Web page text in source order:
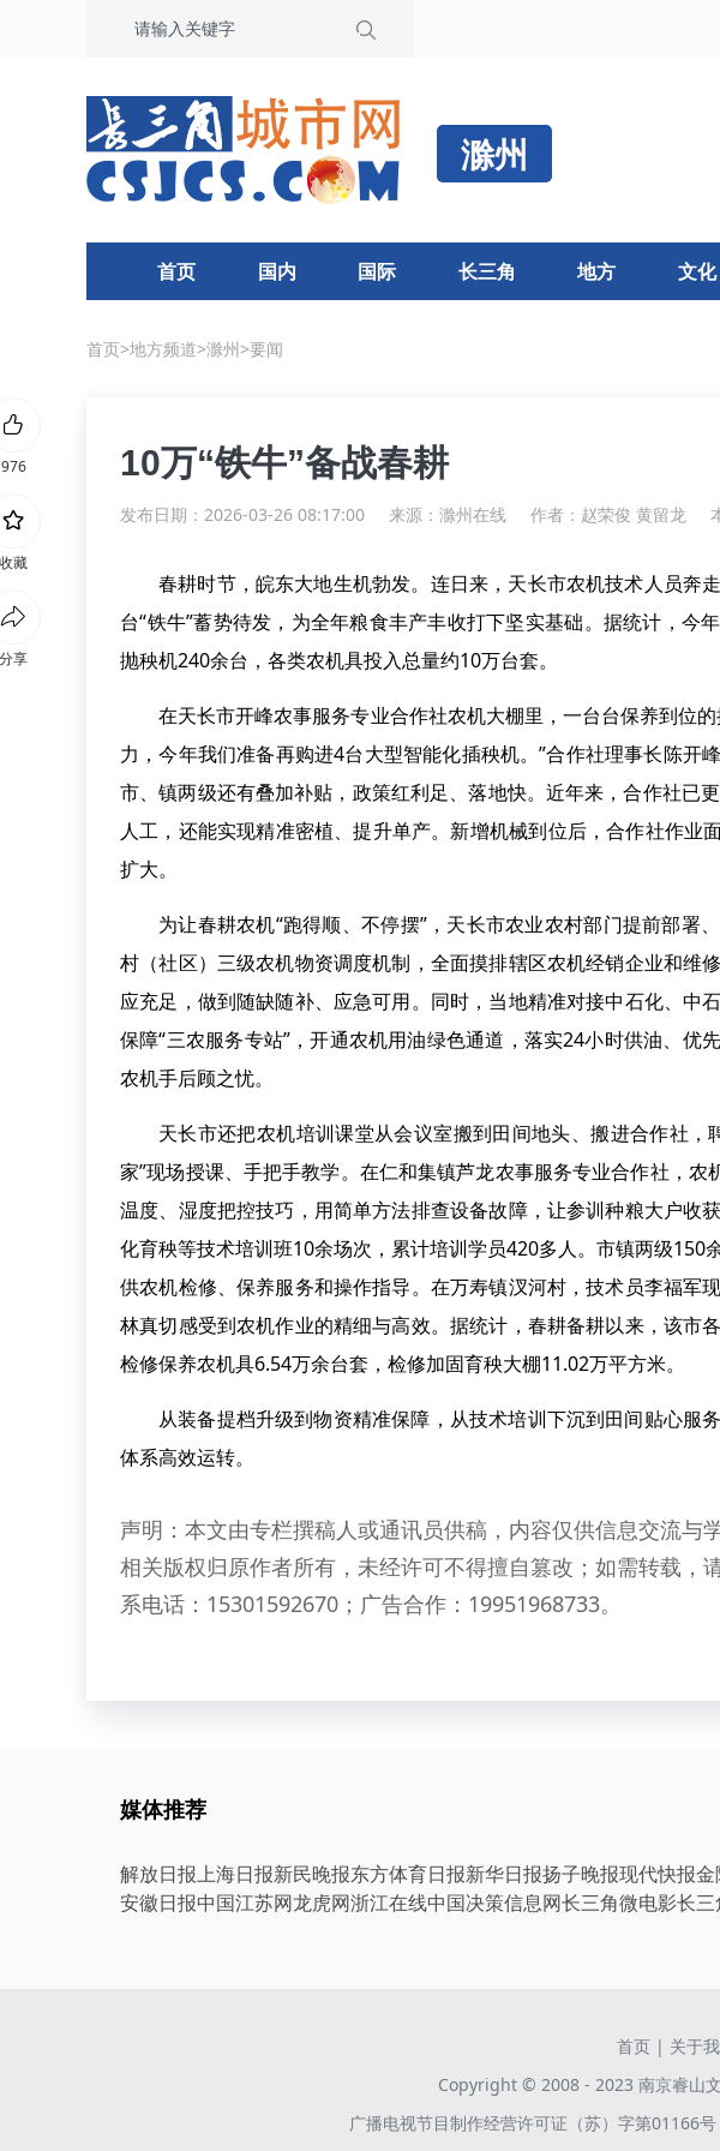
滁州
首页 国内 国际 长三角 地方 文化
首页>地方频道>滁州>要闻
10万“铁牛”备战春耕
发布日期：2026-03-26 08:17:00 来源： 滁州在线 作者：赵荣俊 黄留龙
春耕时节，皖东大地生机勃发。连日来，天长市农机技术人员奔
台“铁牛”蓄势待发，为全年粮食丰产丰收打下坚实基础。据统计，今
抛秧机240余台，各类农机具投入总量约10万台套。
在天长市开峰农事服务专业合作社农机大棚里，一台台保养到位
力，今年我们准备再购进4台大型智能化插秧机。”合作社理事长陈开
市、镇两级还有叠加补贴，政策红利足、落地快。近年来，合作社已
人工，还能实现精准密植、提升单产。新增机械到位后，合作社作业
扩大。
为让春耕农机“跑得顺、不停摆”，天长市农业农村部门提前部署
村（社区）三级农机物资调度机制，全面摸排辖区农机经销企业和维
应充足，做到随缺随补、应急可用。同时，当地精准对接中石化、中
保障“三农服务专站”，开通农机用油绿色通道，落实24小时供油、优
农机手后顾之忧。
天长市还把农机培训课堂从会议室搬到田间地头、搬进合作社，
家”现场授课、手把手教学。在仁和集镇芦龙农事服务专业合作社，农
温度、湿度把控技巧，用简单方法排查设备故障，让参训种粮大户收
化育秧等技术培训班10余场次，累计培训学员420多人。市镇两级150
供农机检修、保养服务和操作指导。在万寿镇汊河村，技术员李福军
林真切感受到农机作业的精细与高效。据统计，春耕备耕以来，该市
检修保养农机具6.54万余台套，检修加固育秧大棚11.02万平方米。
从装备提档升级到物资精准保障，从技术培训下沉到田间贴心服
体系高效运转。
声明：本文由专栏撰稿人或通讯员供稿，内容仅供信息交流与
相关版权归原作者所有，未经许可不得擅自篡改；如需转载，
系电话：15301592670；广告合作：19951968733。
976
收藏
分享
媒体推荐
解放日报上海日报新民晚报东方体育日报新华日报扬子晚报现代快报金
安徽日报中国江苏网龙虎网浙江在线中国决策信息网长三角微电影长三
首页 | 关于
Copyright © 2008 - 2023 南京睿山
广播电视节目制作经营许可证（苏）字第01166号